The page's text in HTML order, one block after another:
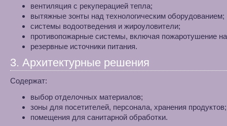
вентиляция с рекуперацией тепла;
вытяжные зонты над технологическим оборудованием;
системы водоотведения и жироуловители;
противопожарные системы, включая пожаротушение
резервные источники питания.
3. Архитектурные решения
Содержат:
выбор отделочных материалов;
зоны для посетителей, персонала, хранения продуктов;
помещения для санитарной обработки.